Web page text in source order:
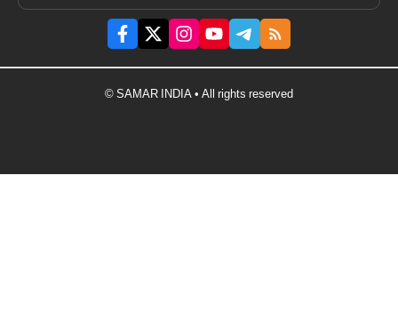
© SAMAR INDIA • All rights reserved